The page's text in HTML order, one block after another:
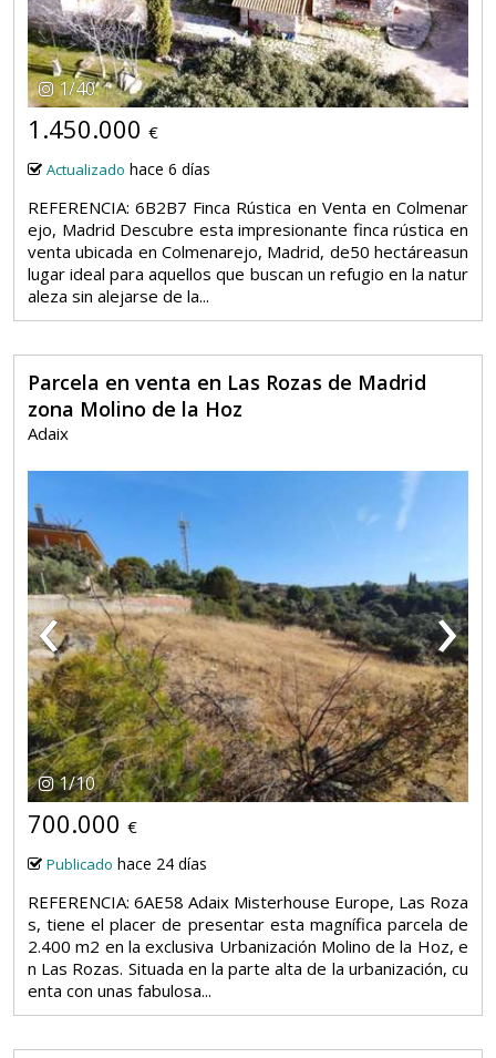
1/40
1.450.000 €
Actualizado hace 6 días
REFERENCIA: 6B2B7 Finca Rústica en Venta en Colmenar
ejo, Madrid Descubre esta impresionante finca rústica en
venta ubicada en Colmenarejo, Madrid, de50 hectáreasun
lugar ideal para aquellos que buscan un refugio en la natur
aleza sin alejarse de la...
Parcela en venta en Las Rozas de Madrid
zona Molino de la Hoz
Adaix
‹ ›
1/10
700.000 €
Publicado hace 24 días
REFERENCIA: 6AE58 Adaix Misterhouse Europe, Las Roza
s, tiene el placer de presentar esta magnífica parcela de
2.400 m2 en la exclusiva Urbanización Molino de la Hoz, e
n Las Rozas. Situada en la parte alta de la urbanización, cu
enta con unas fabulosa...